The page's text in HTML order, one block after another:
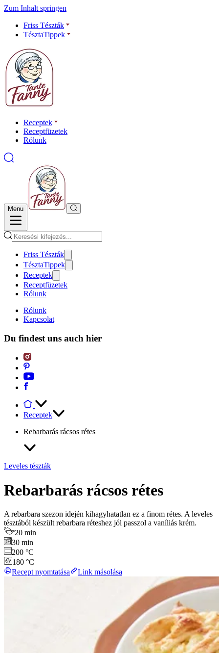
Zum Inhalt springen
Friss Tészták
TésztaTippek
Receptek
Receptfüzetek
Rólunk
Menu
Friss Tészták
TésztaTippek
Receptek
Receptfüzetek
Rólunk
Rólunk
Kapcsolat
Du findest uns auch hier
Receptek
Rebarbarás rácsos rétes
Leveles tészták
Rebarbarás rácsos rétes
A rebarbara szezon idején kihagyhatatlan ez a finom rétes. A leveles
tésztából készült rebarbara réteshez jól passzol a vaníliás krém.
20 min
30 min
200 °C
180 °C
Recept nyomtatása
Link másolása